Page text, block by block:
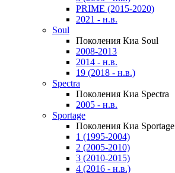
PRIME (2015-2020)
2021 - н.в.
Soul
Поколения Киа Soul
2008-2013
2014 - н.в.
19 (2018 - н.в.)
Spectra
Поколения Киа Spectra
2005 - н.в.
Sportage
Поколения Киа Sportage
1 (1995-2004)
2 (2005-2010)
3 (2010-2015)
4 (2016 - н.в.)